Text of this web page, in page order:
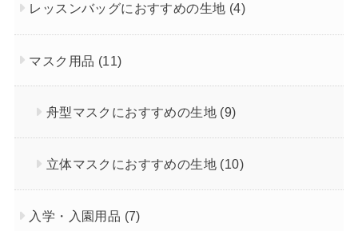
レッスンバッグにおすすめの生地 (4)
マスク用品 (11)
舟型マスクにおすすめの生地 (9)
立体マスクにおすすめの生地 (10)
入学・入園用品 (7)